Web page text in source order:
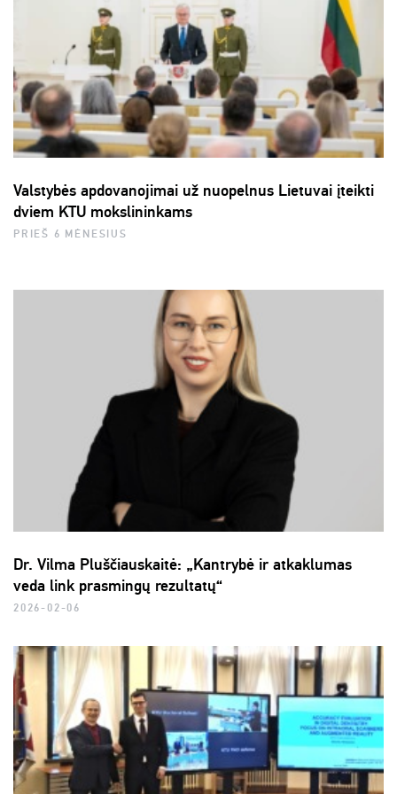
Valstybės apdovanojimai už nuopelnus Lietuvai įteikti
dviem KTU mokslininkams
PRIEŠ 6 MĖNESIUS
Dr. Vilma Pluščiauskaitė: „Kantrybė ir atkaklumas
veda link prasmingų rezultatų“
2026-02-06